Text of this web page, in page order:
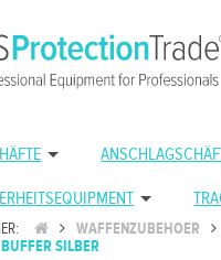
WAFFENZUBEHOER
SILBER